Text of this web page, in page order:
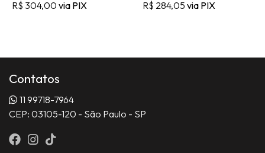
R$ 304,00 via PIX R$ 284,05 via PIX
Contatos
11 99718-7964
CEP: 03105-120 - São Paulo - SP